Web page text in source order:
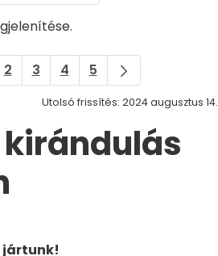
Oldal
2 Oldal
3 Oldal
4 Oldal
5
Utolsó frissítés: 2024 augusztus 14.
jártunk!